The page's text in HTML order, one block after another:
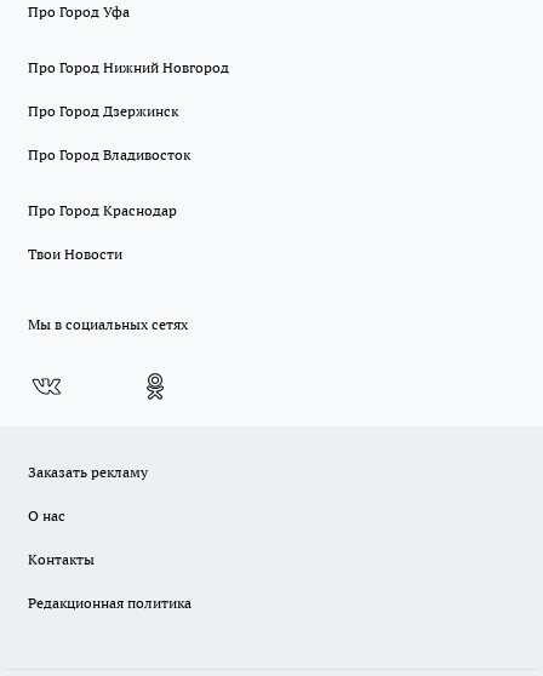
Про Город Уфа
Про Город Нижний Новгород
Про Город Дзержинск
Про Город Владивосток
Про Город Краснодар
Твои Новости
Мы в социальных сетях
Заказать рекламу
О нас
Контакты
Редакционная политика